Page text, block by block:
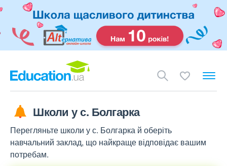
Школи у с. Болгарка
Перегляньте школи у с. Болгарка й оберіть
навчальний заклад, що найкраще відповідає вашим
потребам.